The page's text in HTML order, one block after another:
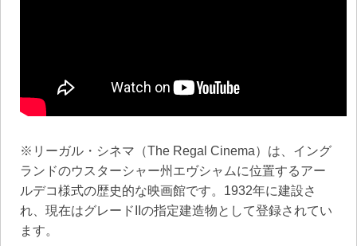
※リーガル・シネマ（The Regal Cinema）は、イング
ランドのウスターシャー州エヴシャムに位置するアー
ルデコ様式の歴史的な映画館です。​1932年に建設さ
れ、現在はグレードIIの指定建造物として登録されてい
ます。 ​